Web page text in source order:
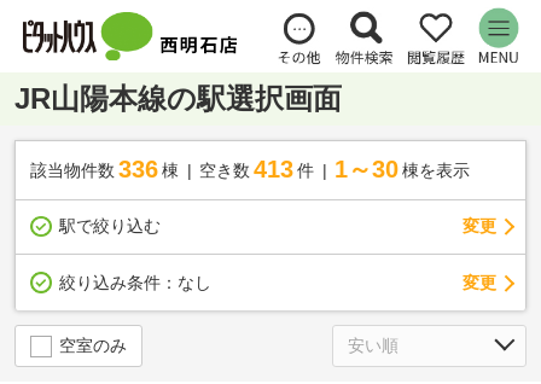
JR山陽本線の駅選択画面
該当物件数 336棟 空き数 413 件 1～30 棟を表示
駅で絞り込む 変更
絞り込み条件： なし 変更
空室のみ